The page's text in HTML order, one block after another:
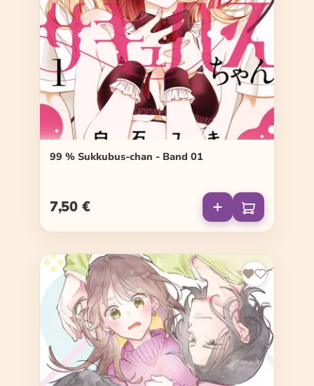
99 % Sukkubus-chan - Band 01
Regulärer Preis:
7,50 €